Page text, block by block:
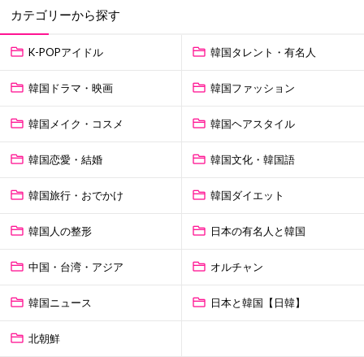
カテゴリーから探す
K-POPアイドル 韓国タレント・有名人
韓国ドラマ・映画 韓国ファッション
韓国メイク・コスメ 韓国ヘアスタイル
韓国恋愛・結婚 韓国文化・韓国語
韓国旅行・おでかけ 韓国ダイエット
韓国人の整形 日本の有名人と韓国
中国・台湾・アジア オルチャン
韓国ニュース 日本と韓国【日韓】
北朝鮮